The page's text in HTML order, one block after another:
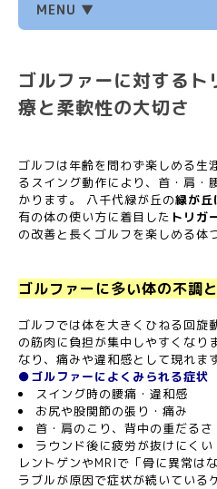
MENU ▼
ゴルファーに対する
療と柔軟性の大切さ
ゴルフは年齢を問わず楽しめる生
るスイング動作により、首・肩・
かります。 八千代緑が丘の緑が丘
有の体の使い方に着目した トリガ
の改善と長くゴルフを楽しめる体
ゴルファーに多い体の不調
ゴルフでは体を大きくひねる回旋
の筋肉に負担が集中しやすくなり
なり、痛みや違和感として現れます
●ゴルファーによくみられる症状
スイング時の腰痛・違和感
お尻や股関節の張り・痛み
首・肩のこり、背中の重だるさ
ラウンド後に疲労が抜けにくい
レントゲンやMRIで「骨に異常は
ラブルが原因で症状が続いている